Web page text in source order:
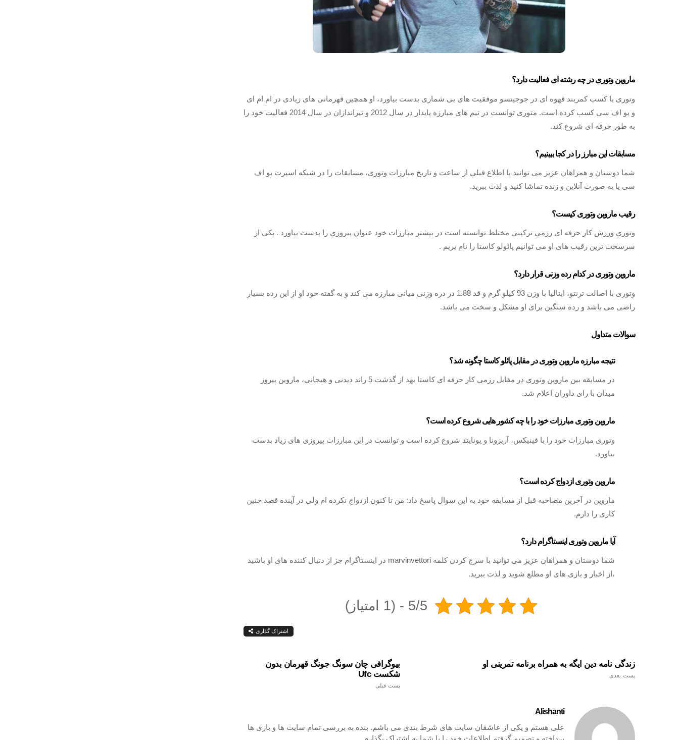
ماروین وتوری در چه رشته ای فعالیت دارد؟
وتوری با کسب کمربند قهوه ای در جوجیتسو موفقیت های بی شماری بدست بیاورد، او همچین قهرمانی های زیادی در ام ام ای
و یو اف سی کسب کرده است. متوری توانست در تیم های مبارزه پایدار در سال 2012 و تیراندازان در سال 2014 فعالیت خود را
به طور حرفه ای شروع کند.
مسابقات این مبارز را در کجا ببینیم؟
شما دوستان و همراهان عزیز می توانید با اطلاع قبلی از ساعت و تاریخ مبارزات وتوری، مسابقات را در شبکه اسپرت یو اف
سی یا به صورت آنلاین و زنده تماشا کنید و لذت ببرید.
رقیب ماروین وتوری کیست؟
وتوری ورزش کار حرفه ای رزمی ترکیبی مختلط توانسته است در بیشتر مبارزات خود عنوان پیروزی را بدست بیاورد . یکی از
سرسخت ترین رقیب های او می توانیم پائولو کاستا را نام بریم .
ماروین وتوری در کدام رده وزنی قرار دارد؟
وتوری با اصالت ترنتو، ایتالیا با وزن 93 کیلو گرم و قد 1.88 در دره وزنی میانی مبارزه می کند و به گفته خود او از این رده بسیار
راضی می باشد و رده سنگین برای او مشکل و سخت می باشد.
سوالات متداول
نتیجه مبارزه ماروین وتوری در مقابل پائلو کاستا چگونه شد؟
در مسابقه بین ماروین وتوری در مقابل رزمی کار حرفه ای کاستا بهد از گذشت 5 راند دیدنی و هیجانی، ماروین پیروز
میدان با رای داوران اعلام شد.
ماروین وتوری مبارزات خود را با چه کشور هایی شروع کرده است؟
وتوری مبارزات خود را با فینیکس، آریزونا و یونایتد شروع کرده است و توانست در این مبارزات پیروزی های زیاد بدست
بیاورد.
ماروین وتوری ازدواج کرده است؟
ماروین در آخرین مصاحبه قبل از مسابقه خود به این سوال پاسخ داد: من تا کنون ازدواج نکرده ام ولی در آینده قصد چنین
کاری را دارم.
آیا ماروین وتوری اینستاگرام دارد؟
شما دوستان و همراهان عزیز می توانید با سرچ کردن کلمه marvinvettori در اینستاگرام جز از دنبال کننده های او باشید
،از اخبار و بازی های او مطلع شوید و لذت ببرید.
5/5 - (1 امتیاز)
اشتراک گذاری
بیوگرافی چان سونگ جونگ قهرمان بدون
شکست Ufc
پست قبلی
زندگی نامه دین ایگه به همراه برنامه تمرینی او
پست بعدی
Alishanti
علی هستم و یکی از عاشقان سایت های شرط بندی می باشم. بنده به بررسی تمام سایت ها و بازی ها
پرداخته و تصمیم گرفتم اطلاعات خود را با شما به اشتراک بگذارم.